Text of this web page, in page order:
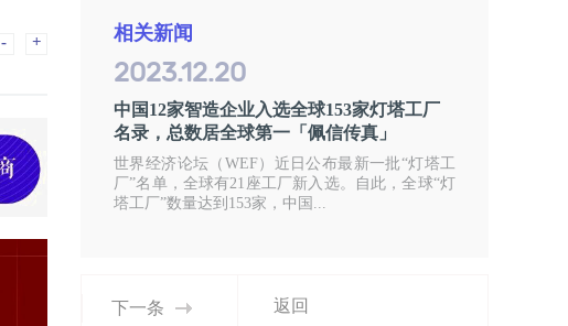
- + 相关新闻
2023.12.20
中国12家智造企业入选全球153家灯塔工厂
名录，总数居全球第一「佩信传真」
世界经济论坛（WEF）近日公布最新一批“灯塔工
厂”名单，全球有21座工厂新入选。自此，全球“灯
塔工厂”数量达到153家，中国...
下一条 返回